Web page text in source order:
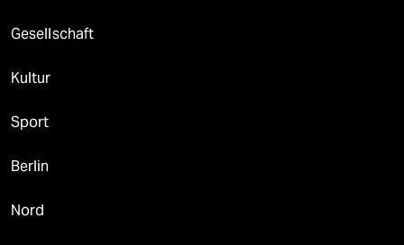
Gesellschaft
Kultur
Sport
Berlin
Nord